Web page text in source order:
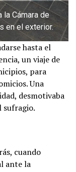
la Cámara de
en el exterior.
hasta el
un viaje de
para
Una
desmotivaba
sufragio.
cuando
ante la